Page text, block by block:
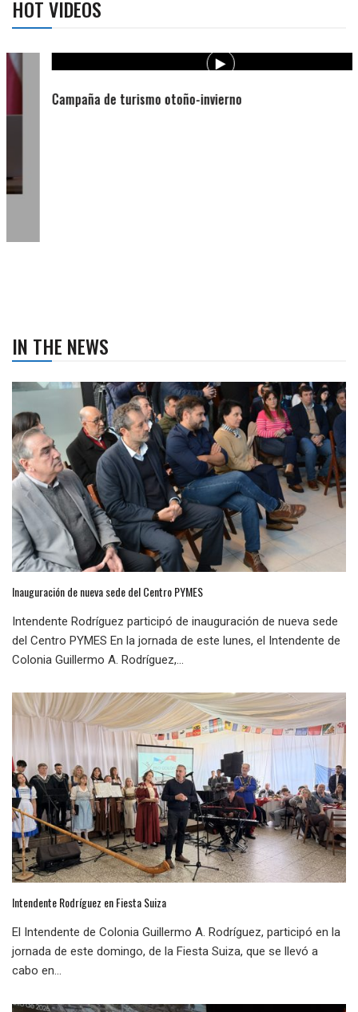
HOT VIDEOS
Campaña de turismo otoño-invierno
IN THE NEWS
Inauguración de nueva sede del Centro PYMES
Intendente Rodríguez participó de inauguración de nueva sede
del Centro PYMES En la jornada de este lunes, el Intendente de
Colonia Guillermo A. Rodríguez,...
Intendente Rodríguez en Fiesta Suiza
El Intendente de Colonia Guillermo A. Rodríguez, participó en la
jornada de este domingo, de la Fiesta Suiza, que se llevó a
cabo en...